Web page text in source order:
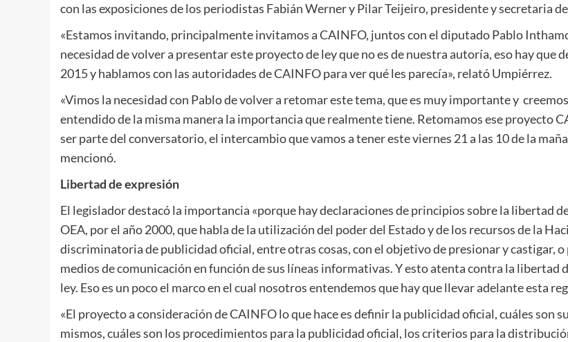
con las exposiciones de los periodistas Fabián Werner y Pilar Teijeiro, presidente y secretaria
«Estamos invitando, principalmente invitamos a CAINFO, juntos con el diputado Pablo
necesidad de volver a presentar este proyecto de ley que no es de nuestra autoría, eso hay que
2015 y hablamos con las autoridades de CAINFO para ver qué les parecía», relató Umpiérrez.
«Vimos la necesidad con Pablo de volver a retomar este tema, que es muy importante y
entendido de la misma manera la importancia que realmente tiene. Retomamos ese proyecto
ser parte del conversatorio, el intercambio que vamos a tener este viernes 21 a las 10 de la
mencionó.
Libertad de expresión
El legislador destacó la importancia «porque hay declaraciones de principios sobre la libertad
OEA, por el año 2000, que habla de la utilización del poder del Estado y de los recursos de la
discriminatoria de publicidad oficial, entre otras cosas, con el objetivo de presionar y castigar,
medios de comunicación en función de sus líneas informativas. Y esto atenta contra la libertad
ley. Eso es un poco el marco en el cual nosotros entendemos que hay que llevar adelante esta
«El proyecto a consideración de CAINFO lo que hace es definir la publicidad oficial, cuáles son
mismos, cuáles son los procedimientos para la publicidad oficial, los criterios para la